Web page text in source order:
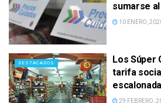
sumarse
10 ENERO,
DESTACADOS
Los Súper
tarifa
escalonada
29 FEBRERO,